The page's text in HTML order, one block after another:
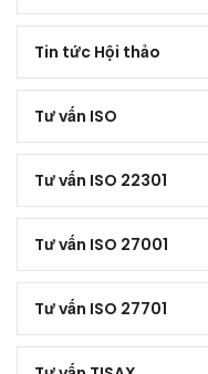
Tin tức Hội thảo
Tư vấn ISO
Tư vấn ISO 22301
Tư vấn ISO 27001
Tư vấn ISO 27701